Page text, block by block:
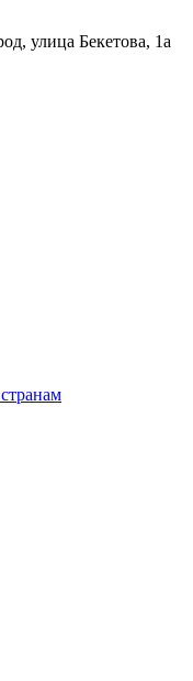
улица Бекетова, 1а